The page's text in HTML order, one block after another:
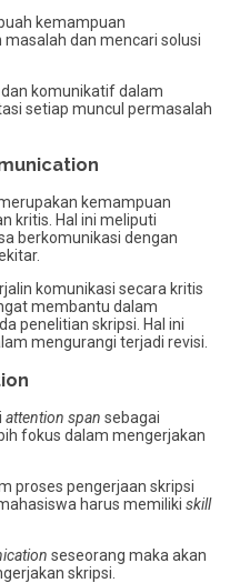
kemampuan
dan mencari solusi
komunikatif dalam
setiap muncul permasalah
kemampuan
kritis. Hal ini meliputi
berkomunikasi dengan
komunikasi secara kritis
membantu dalam
penelitian skripsi. Hal ini
mengurangi terjadi revisi.
attention span sebagai
fokus dalam mengerjakan
proses pengerjaan skripsi
harus memiliki skill
seseorang maka akan
skripsi.